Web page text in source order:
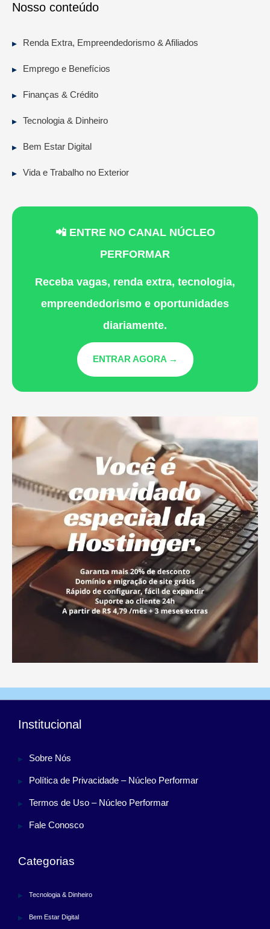
Nosso conteúdo
Renda Extra, Empreendedorismo & Afiliados
Emprego e Benefícios
Finanças & Crédito
Tecnologia & Dinheiro
Bem Estar Digital
Vida e Trabalho no Exterior
📲 ENTRE NO CANAL NÚCLEO
PERFORMAR
Receba vagas, renda extra, tecnologia,
empreendedorismo e oportunidades
diariamente.
ENTRAR AGORA →
Institucional
Sobre Nós
Política de Privacidade – Núcleo Performar
Termos de Uso – Núcleo Performar
Fale Conosco
Categorias
Tecnologia & Dinheiro
Bem Estar Digital